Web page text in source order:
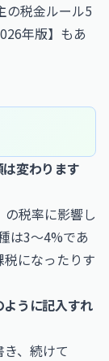
の税金ルール5
年版】 もあ
変わります
税率に影響し
は3〜4%であ
になったりす
うに記入すれ
、続けて